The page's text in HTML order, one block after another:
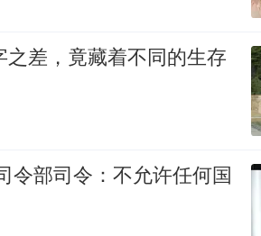
之差，竟藏着不同的生存
令部司令：不允许任何国